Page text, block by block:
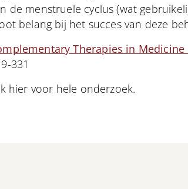
de menstruele cyclus (wat
belang bij het succes van deze
Therapies in
331
hier voor hele onderzoek.